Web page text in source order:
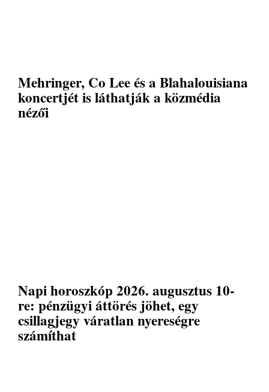
Mehringer, Co Lee és a Blahalouisiana
koncertjét is láthatják a közmédia
nézői
Napi horoszkóp 2026. augusztus 10-
re: pénzügyi áttörés jöhet, egy
csillagjegy váratlan nyereségre
számíthat